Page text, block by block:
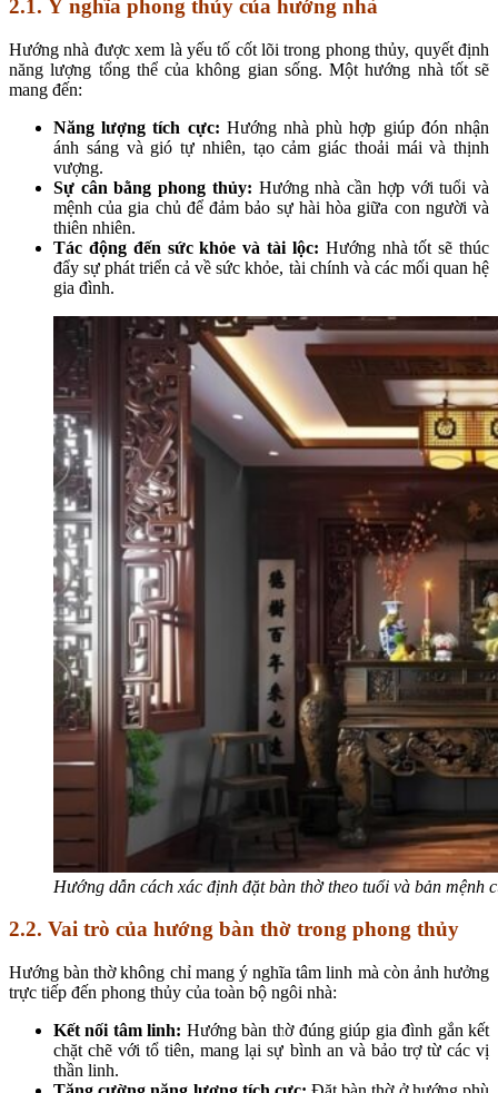
2.1. Ý nghĩa phong thủy của hướng nhà
Hướng nhà được xem là yếu tố cốt lõi trong phong thủy, quyết định
năng lượng tổng thể của không gian sống. Một hướng nhà tốt sẽ
mang đến:
Năng lượng tích cực: Hướng nhà phù hợp giúp đón nhận
ánh sáng và gió tự nhiên, tạo cảm giác thoải mái và thịnh
vượng.
Sự cân bằng phong thủy: Hướng nhà cần hợp với tuổi và
mệnh của gia chủ để đảm bảo sự hài hòa giữa con người và
thiên nhiên.
Tác động đến sức khỏe và tài lộc: Hướng nhà tốt sẽ thúc
đẩy sự phát triển cả về sức khỏe, tài chính và các mối quan hệ
gia đình.
Hướng dẫn cách xác định đặt bàn thờ theo tuổi và bản mệnh
2.2. Vai trò của hướng bàn thờ trong phong thủy
Hướng bàn thờ không chỉ mang ý nghĩa tâm linh mà còn ảnh hưởng
trực tiếp đến phong thủy của toàn bộ ngôi nhà:
Kết nối tâm linh: Hướng bàn thờ đúng giúp gia đình gắn kết
chặt chẽ với tổ tiên, mang lại sự bình an và bảo trợ từ các vị
thần linh.